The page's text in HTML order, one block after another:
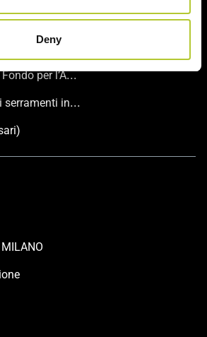
Deny
Domal sostiene il Fondo per l’Ambiente Italiano anche per le Giornate FAI di Primavera 2024
Manutenzione dei serramenti in alluminio